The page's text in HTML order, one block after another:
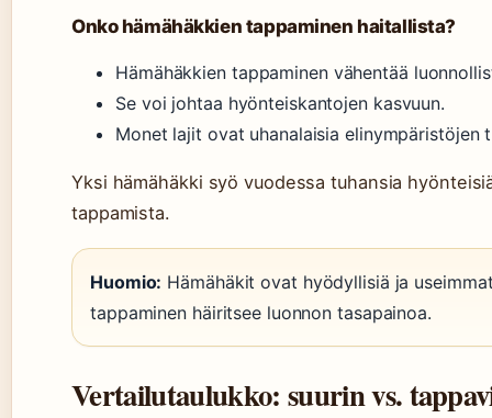
Onko hämähäkkien tappaminen haitallista?
Hämähäkkien tappaminen vähentää
Se voi johtaa hyönteiskantojen kasvuun.
Monet lajit ovat uhanalaisia elinympäristöjen
Yksi hämähäkki syö vuodessa tuhansia
tappamista.
Huomio: Hämähäkit ovat hyödyllisiä ja
tappaminen häiritsee luonnon tasapainoa.
Vertailutaulukko: suurin vs.